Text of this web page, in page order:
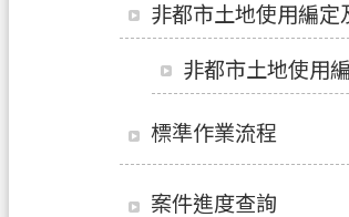
非都市土地使用編定
非都市土地使用
標準作業流程
案件進度查詢